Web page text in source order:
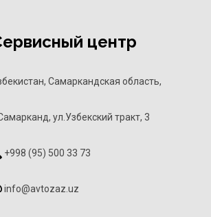
центр
Самаркандская область,
ул.Узбекский тракт, 3
+998 (95) 500 33 73
info@avtozaz.uz